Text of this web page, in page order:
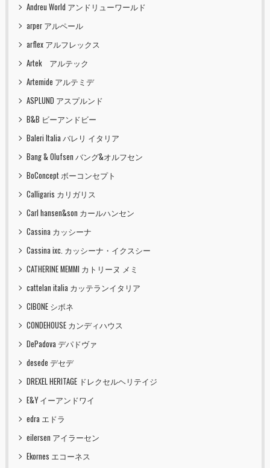
Andreu World アンドリューワールド
arper アルペール
arflex アルフレックス
Artek アルテック
Artemide アルテミデ
ASPLUND アスプルンド
B&B ビーアンドビー
Baleri Italia バレリ イタリア
Bang & Olufsen バング&オルフセン
BoConcept ボーコンセプト
Calligaris カリガリス
Carl hansen&son カールハンセン
Cassina カッシーナ
Cassina ixc. カッシーナ・イクスシー
CATHERINE MEMMI カトリーヌ メミ
cattelan italia カッテランイタリア
CIBONE シボネ
CONDEHOUSE カンディハウス
DePadova デパドヴァ
desede デセデ
DREXEL HERITAGE ドレクセルヘリテイジ
E&Y イーアンドワイ
edra エドラ
eilersen アイラーセン
Ekornes エコーネス